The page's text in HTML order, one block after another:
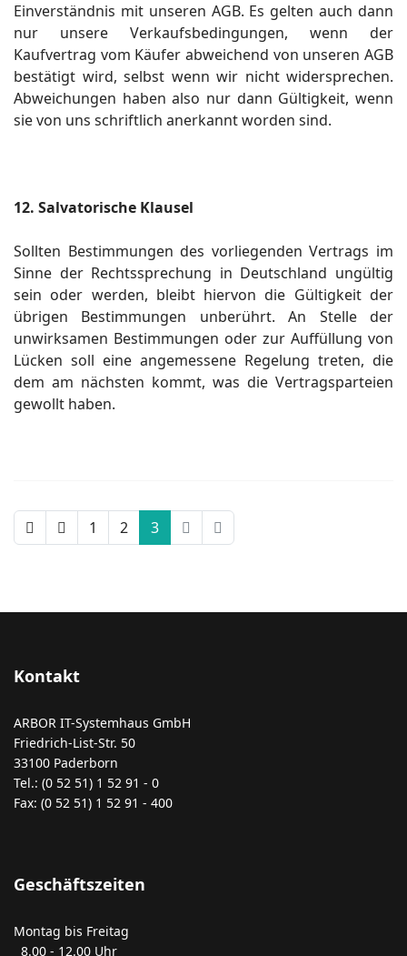
Einverständnis mit unseren AGB. Es gelten auch dann
nur unsere Verkaufsbedingungen, wenn der
Kaufvertrag vom Käufer abweichend von unseren AGB
bestätigt wird, selbst wenn wir nicht widersprechen.
Abweichungen haben also nur dann Gültigkeit, wenn
sie von uns schriftlich anerkannt worden sind.
12. Salvatorische Klausel
Sollten Bestimmungen des vorliegenden Vertrags im
Sinne der Rechtssprechung in Deutschland ungültig
sein oder werden, bleibt hiervon die Gültigkeit der
übrigen Bestimmungen unberührt. An Stelle der
unwirksamen Bestimmungen oder zur Auffüllung von
Lücken soll eine angemessene Regelung treten, die
dem am nächsten kommt, was die Vertragsparteien
gewollt haben.
1 2 3
Kontakt
ARBOR IT-Systemhaus GmbH
Friedrich-List-Str. 50
33100 Paderborn
Tel.: (0 52 51) 1 52 91 - 0
Fax: (0 52 51) 1 52 91 - 400
Geschäftszeiten
Montag bis Freitag
8.00 - 12.00 Uhr